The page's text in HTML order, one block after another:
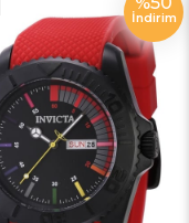
İndirim